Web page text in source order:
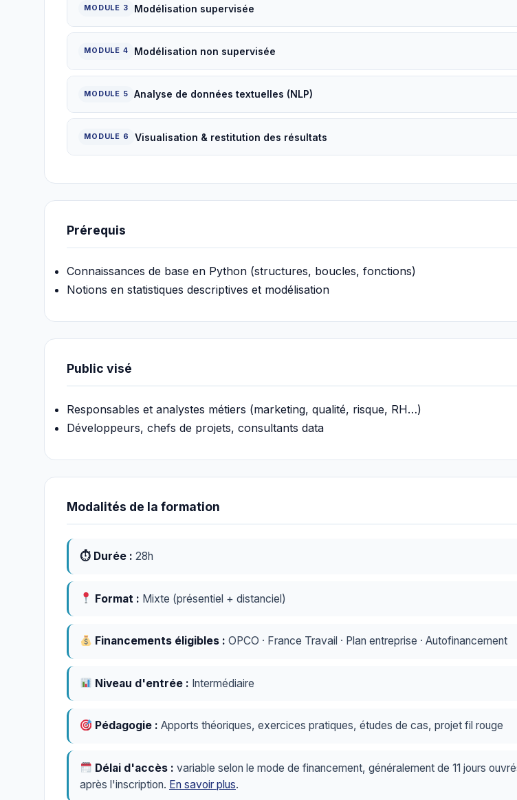
MODULE 3 Modélisation supervisée
MODULE 4 Modélisation non supervisée
MODULE 5 Analyse de données textuelles (NLP)
MODULE 6 Visualisation & restitution des résultats
Prérequis
Connaissances de base en Python (structures, boucles, fonctions)
Notions en statistiques descriptives et modélisation
Public visé
Responsables et analystes métiers (marketing, qualité, risque, RH…)
Développeurs, chefs de projets, consultants data
Modalités de la formation
⏱ Durée : 28h
Format : Mixte (présentiel + distanciel)
Financements éligibles : OPCO · France Travail · Plan entreprise · Autofinancement
Niveau d'entrée : Intermédiaire
Pédagogie : Apports théoriques, exercices pratiques, études de cas, projet fil rouge
Délai d'accès : variable selon le mode de financement, généralement de 11 jours
après l'inscription. En savoir plus.